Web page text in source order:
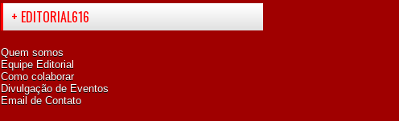
+ EDITORIAL616
Quem somos
Equipe Editorial
Como colaborar
Divulgação de Eventos
Email de Contato